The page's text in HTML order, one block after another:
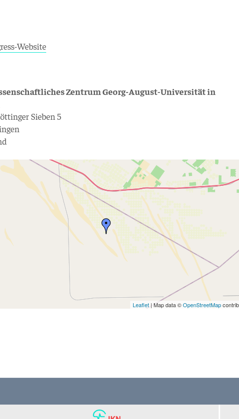
Website
Zentrum Georg-August-Universität in
Sieben 5
Leaflet | Map data ©OpenStreetMap